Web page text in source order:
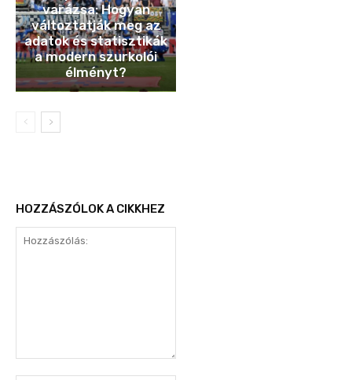
varázsa: Hogyan
változtatják meg az
adatok és statisztikák
a modern szurkolói
élményt?
HOZZÁSZÓLOK A CIKKHEZ